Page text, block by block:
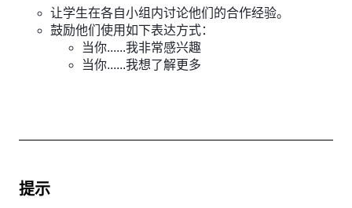
让学生在各自小组内讨论他们的合作经验。
鼓励他们使用如下表达方式：
当你......我非常感兴趣
当你......我想了解更多
提示